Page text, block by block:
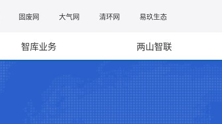
固废网 大气网 清环网 易玖生态
智库业务 两山智联